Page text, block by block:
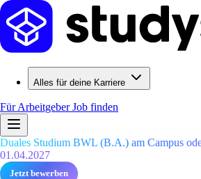
Alles für deine Karriere
Für ArbeitgeberJob finden
Duales Studium BWL (B.A.) am Campus
01.04.2027
Jetzt bewerben